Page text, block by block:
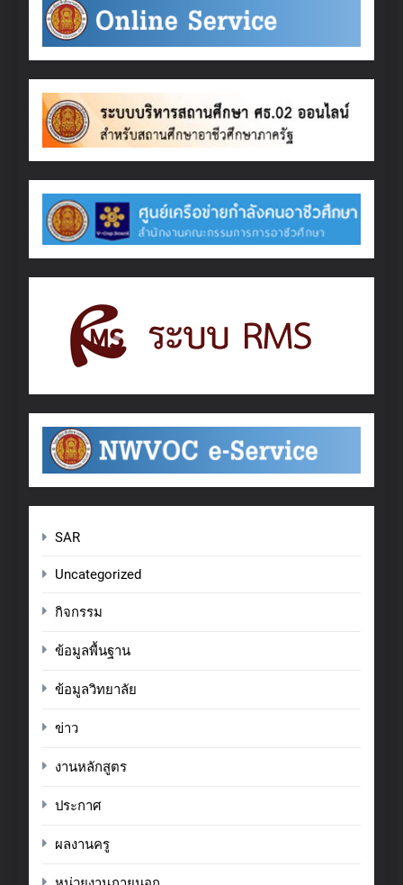
SAR
Uncategorized
กิจกรรม
ข้อมูลพื้นฐาน
ข้อมูลวิทยาลัย
ข่าว
งานหลักสูตร
ประกาศ
ผลงานครู